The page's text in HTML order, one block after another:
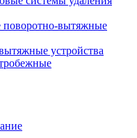
поворотно-вытяжные
устройства